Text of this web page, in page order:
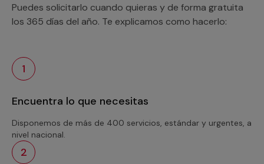
Puedes solicitarlo cuando quieras y de forma gratuita
los 365 días del año. Te explicamos como hacerlo:
1
Encuentra lo que necesitas
Disponemos de más de 400 servicios, estándar y urgentes, a
nivel nacional.
2